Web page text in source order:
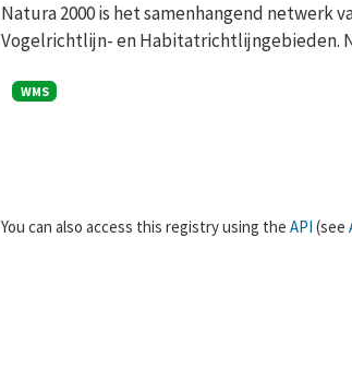
Natura 2000 is het samenhangend netwerk
Vogelrichtlijn- en Habitatrichtlijngebieden.
WMS
You can also access this registry using the API (see